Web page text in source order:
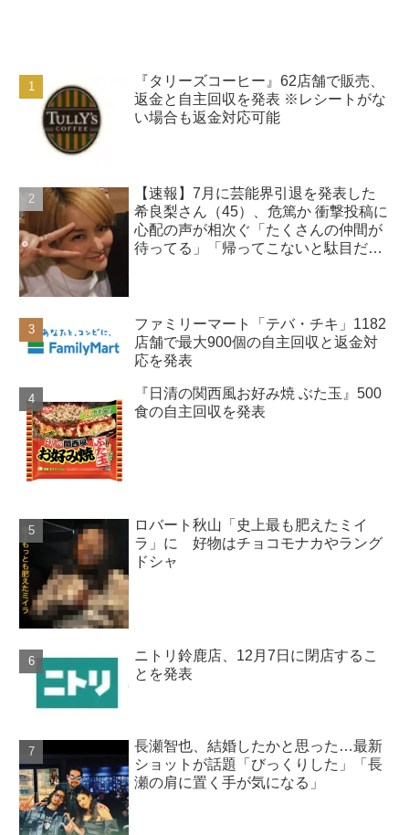
『タリーズコーヒー』62店舗で販売、
返金と自主回収を発表 ※レシートがな
い場合も返金対応可能
【速報】7月に芸能界引退を発表した
希良梨さん（45）、危篤か 衝撃投稿に
心配の声が相次ぐ「たくさんの仲間が
待ってる」「帰ってこないと駄目だ
ファミリーマート「テバ・チキ」1182
店舗で最大900個の自主回収と返金対
応を発表
『日清の関西風お好み焼 ぶた玉』500
食の自主回収を発表
ロバート秋山「史上最も肥えたミイ
ラ」に 好物はチョコモナカやラング
ドシャ
ニトリ鈴鹿店、12月7日に閉店するこ
とを発表
長瀬智也、結婚したかと思った…最新
ショットが話題「びっくりした」「長
瀬の肩に置く手が気になる」